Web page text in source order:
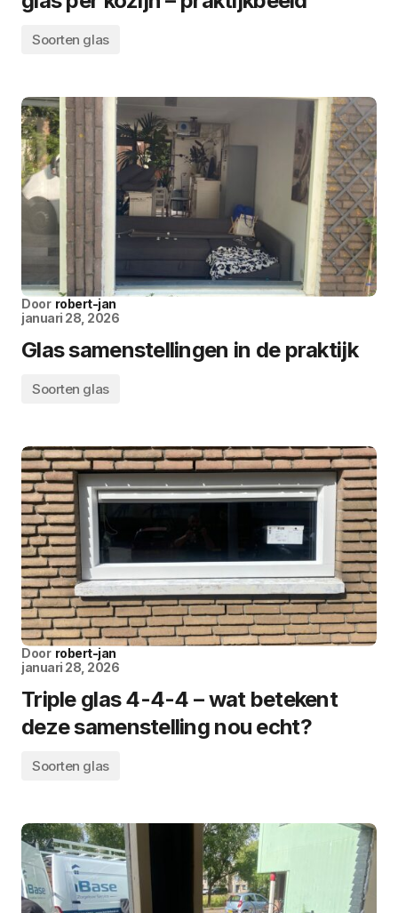
Soorten glas
Door robert-jan
januari 28, 2026
Glas samenstellingen in de praktijk
Soorten glas
Door robert-jan
januari 28, 2026
Triple glas 4-4-4 – wat betekent
deze samenstelling nou echt?
Soorten glas